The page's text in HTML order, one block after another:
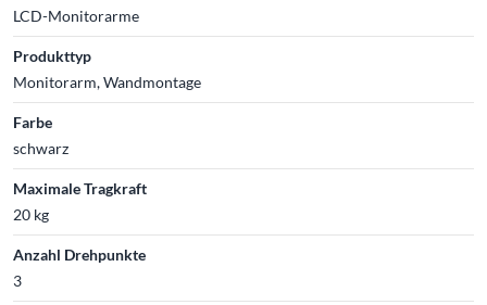
LCD-Monitorarme
Produkttyp
Monitorarm, Wandmontage
Farbe
schwarz
Maximale Tragkraft
20 kg
Anzahl Drehpunkte
3